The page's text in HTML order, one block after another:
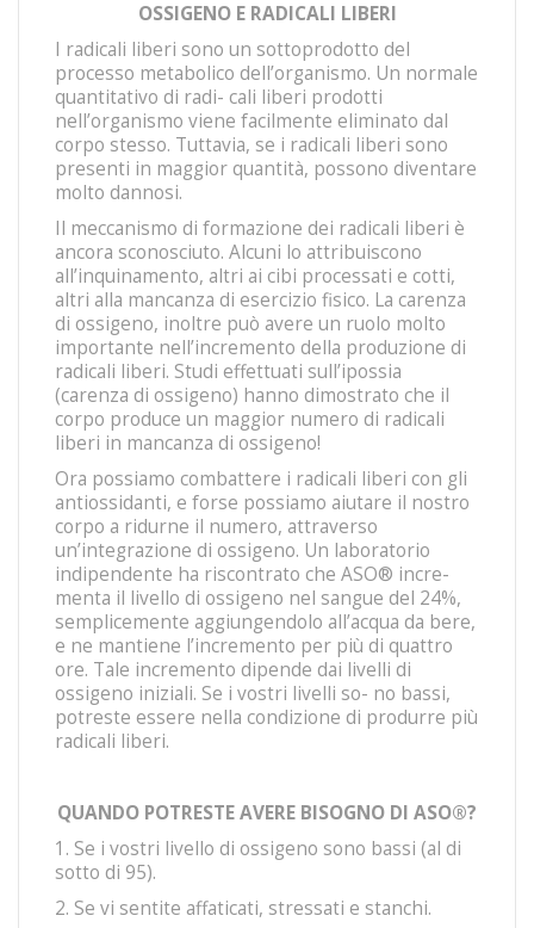
OSSIGENO E RADICALI LIBERI
I radicali liberi sono un sottoprodotto del
processo metabolico dell’organismo. Un normale
quantitativo di radi- cali liberi prodotti
nell’organismo viene facilmente eliminato dal
corpo stesso. Tuttavia, se i radicali liberi sono
presenti in maggior quantità, possono diventare
molto dannosi.
Il meccanismo di formazione dei radicali liberi è
ancora sconosciuto. Alcuni lo attribuiscono
all’inquinamento, altri ai cibi processati e cotti,
altri alla mancanza di esercizio fisico. La carenza
di ossigeno, inoltre può avere un ruolo molto
importante nell’incremento della produzione di
radicali liberi. Studi effettuati sull’ipossia
(carenza di ossigeno) hanno dimostrato che il
corpo produce un maggior numero di radicali
liberi in mancanza di ossigeno!
Ora possiamo combattere i radicali liberi con gli
antiossidanti, e forse possiamo aiutare il nostro
corpo a ridurne il numero, attraverso
un’integrazione di ossigeno. Un laboratorio
indipendente ha riscontrato che ASO® incre-
menta il livello di ossigeno nel sangue del 24%,
semplicemente aggiungendolo all’acqua da bere,
e ne mantiene l’incremento per più di quattro
ore. Tale incremento dipende dai livelli di
ossigeno iniziali. Se i vostri livelli so- no bassi,
potreste essere nella condizione di produrre più
radicali liberi.
QUANDO POTRESTE AVERE BISOGNO DI ASO®?
1. Se i vostri livello di ossigeno sono bassi (al di
sotto di 95).
2. Se vi sentite affaticati, stressati e stanchi.